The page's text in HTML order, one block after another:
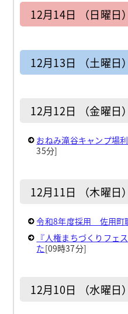
12月14日 （日曜日）
12月13日 （土曜日）
12月12日 （金曜日）
おねみ滝谷キャンプ場
35分]
12月11日 （木曜日）
令和8年度採用 佐用町
『人権まちづくりフェ
た[09時37分]
12月10日 （水曜日）